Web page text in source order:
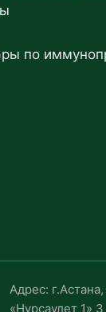
по
Адрес:
«Нурсаулет 1»